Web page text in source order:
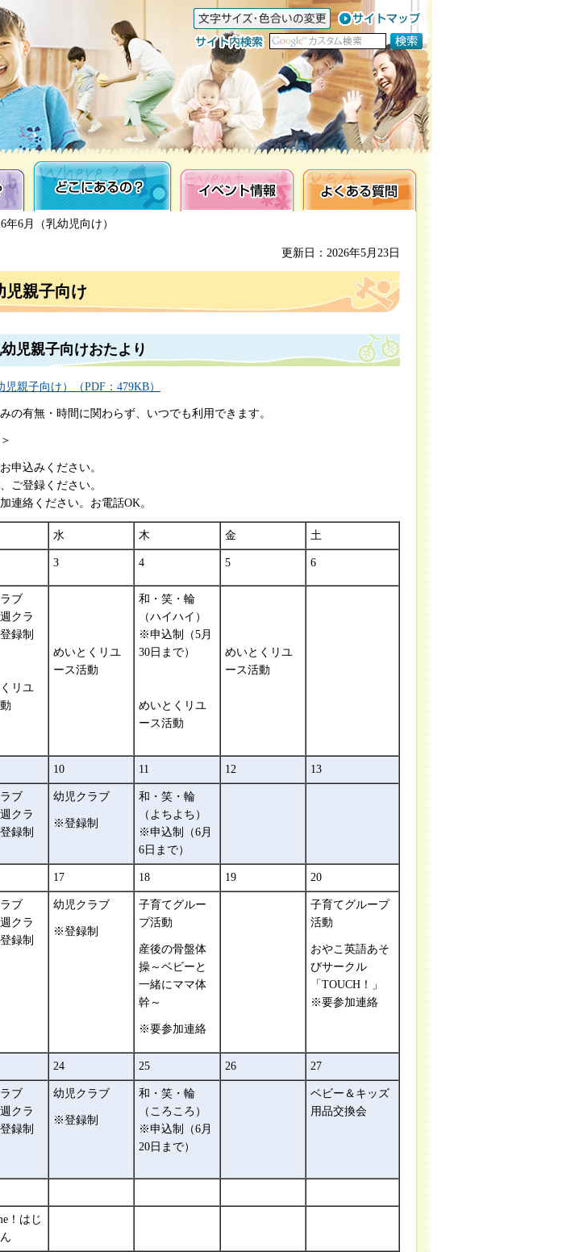
どこにあるの？ イベント情報 よくある質問
年6月（乳幼児向け）
更新日：2026年5月23日
親子向け
児親子向けおたより
親子向け）（PDF：479KB）
の有無・時間に関わらず、いつでも利用できます。
申込みください。
ご登録ください。
絡ください。お電話OK。
水 木 金 土
3 4 5 6
ブ
週クラ
録制
リユ
めいとくリユ
ース活動
和・笑・輪
（ハイハイ）
※申込制（5月
30日まで）
めいとくリユ
ース活動
めいとくリユ
ース活動
10 11 12 13
ブ
週クラ
録制
幼児クラブ
※登録制
和・笑・輪
（よちよち）
※申込制（6月
6日まで）
17 18 19 20
ブ
週クラ
録制
幼児クラブ
※登録制
子育てグルー
プ活動
産後の骨盤体
操～ベビーと
一緒にママ体
幹～
※要参加連絡
子育てグループ
活動
おやこ英語あそ
びサークル
「TOUCH！」
※要参加連絡
24 25 26 27
ブ
週クラ
録制
幼児クラブ
※登録制
和・笑・輪
（ころころ）
※申込制（6月
20日まで）
ベビー＆キッズ
用品交換会
！はじ